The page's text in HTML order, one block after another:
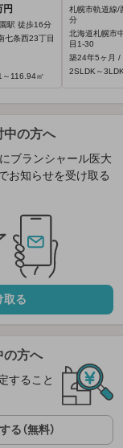
円
駅 徒歩16分
七条西23丁目
116.94㎡
札幌市軌道線/
分
北海道札幌市
目1-30
築24年5ヶ月 /
2SLDK～
中の方へ
ブランシャール医大
お知らせを受け取る
取る
の方へ
すること
（無料）